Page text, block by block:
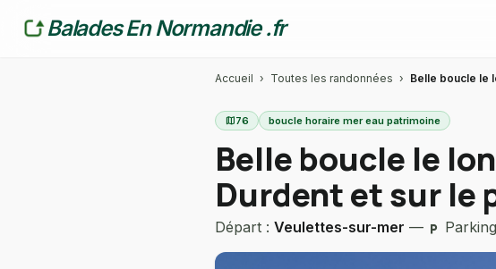
Balades En Normandie .fr
Accueil › Toutes les randonnées › Belle boucle le
map76 boucle horaire mer eau patrimoine
Belle boucle le
Durdent et sur le
Départ : Veulettes-sur-mer — local_parking